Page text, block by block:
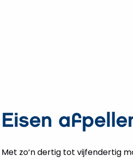
Eisen
Met zo’n dertig tot vijfendertig